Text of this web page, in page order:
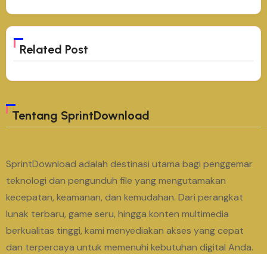
Related Post
Tentang SprintDownload
SprintDownload adalah destinasi utama bagi penggemar
teknologi dan pengunduh file yang mengutamakan
kecepatan, keamanan, dan kemudahan. Dari perangkat
lunak terbaru, game seru, hingga konten multimedia
berkualitas tinggi, kami menyediakan akses yang cepat
dan terpercaya untuk memenuhi kebutuhan digital Anda.